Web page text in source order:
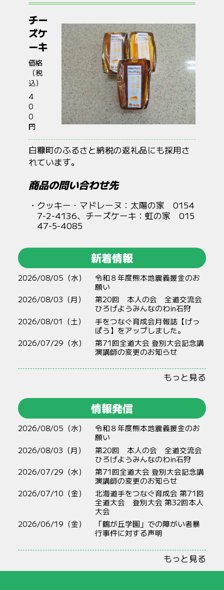
チー
ズケ
ーキ
価格
（税
込）
4
0
0
円
白糠町のふるさと納税の返礼品にも採用さ
れています。
商品の問い合わせ先
クッキー・マドレーヌ：太陽の家 0154
7-2-4136、チーズケーキ：虹の家 015
47-5-4085
新着情報
2026/08/05（水）
令和８年度熊本地震義援金のお
願い
2026/08/03（月）
第20回 本人の会 全道交流会
ひろげようみんなのわin石狩
2026/08/01（土）
手をつなぐ育成会月報誌【げっ
ぽう】をアップしました。
2026/07/29（水）
第71回全道大会 登別大会記念講
演講師の変更のお知らせ
もっと見る
情報発信
2026/08/05（水）
令和８年度熊本地震義援金のお
願い
2026/08/03（月）
第20回 本人の会 全道交流会
ひろげようみんなのわin石狩
2026/07/29（水）
第71回全道大会 登別大会記念講
演講師の変更のお知らせ
2026/07/10（金）
北海道手をつなぐ育成会 第71回
全道大会 登別大会 第32回本人
大会
2026/06/19（金）
「鶴が丘学園」での障がい者暴
行事件に対する声明
もっと見る